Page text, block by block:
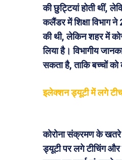
की छुट्टियां होती थीं,
कलैंडर में शिक्षा विभाग
की थी, लेकिन शहर में
लिया है। विभागीय
सकता है, ताकि बच्चों
इलेक्शन ड्यूटी में लगे
कोरोना संक्रमण के खतरे
ड्यूटी पर लगे टीचिंग और